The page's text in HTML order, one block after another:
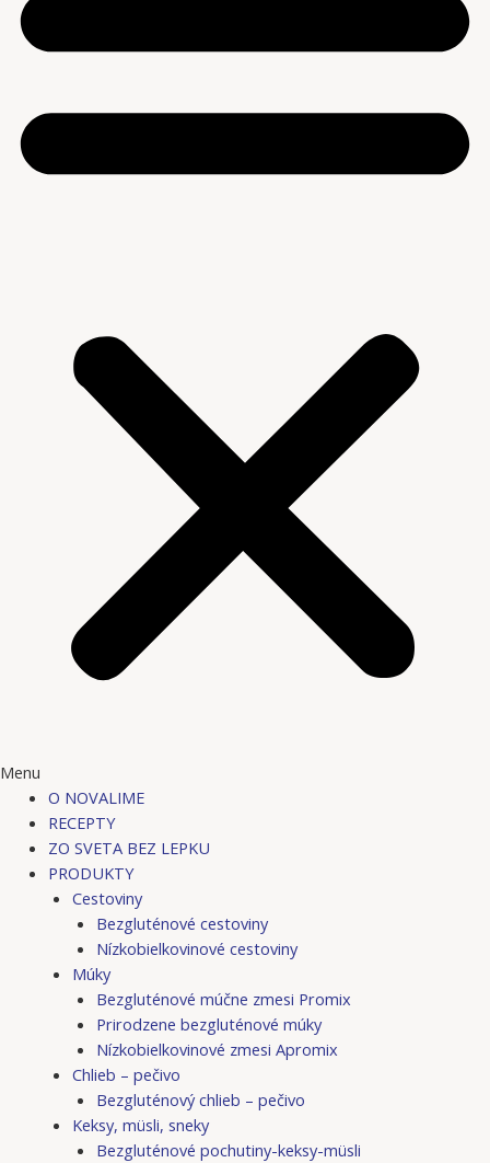
Menu
O NOVALIME
RECEPTY
ZO SVETA BEZ LEPKU
PRODUKTY
Cestoviny
Bezgluténové cestoviny
Nízkobielkovinové cestoviny
Múky
Bezgluténové múčne zmesi Promix
Prirodzene bezgluténové múky
Nízkobielkovinové zmesi Apromix
Chlieb – pečivo
Bezgluténový chlieb – pečivo
Keksy, müsli, sneky
Bezgluténové pochutiny-keksy-müsli